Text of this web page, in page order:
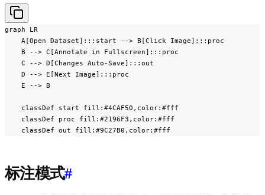
graph LR
    A[Open Dataset]:::start --> B[Click Image]:::proc
    B --> C[Annotate in Fullscreen]:::proc
    C --> D[Changes Auto-Save]:::out
    D --> E[Next Image]:::proc
    E --> B
    classDef start fill:#4CAF50,color:#fff
    classDef proc fill:#2196F3,color:#fff
    classDef out fill:#9C27B0,color:#fff
标注模式#